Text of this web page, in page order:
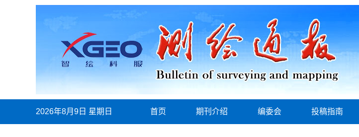
2026年8月9日 星期日 首页 期刊介绍 编委会 投稿指南